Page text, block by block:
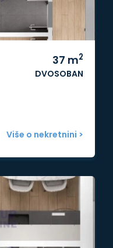
37 m2
DVOSOBAN
Više o nekretnini >